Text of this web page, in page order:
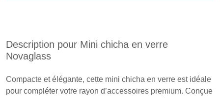
Description pour Mini chicha en verre
Novaglass
Compacte et élégante, cette mini chicha en verre est idéale
pour compléter votre rayon d’accessoires premium. Conçue